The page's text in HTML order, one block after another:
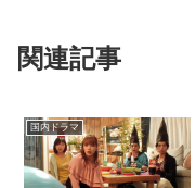
関連記事
国内ドラマ